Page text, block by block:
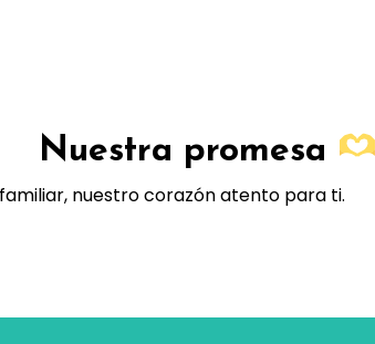
Nuestra promesa
nuestro corazón atento para ti.